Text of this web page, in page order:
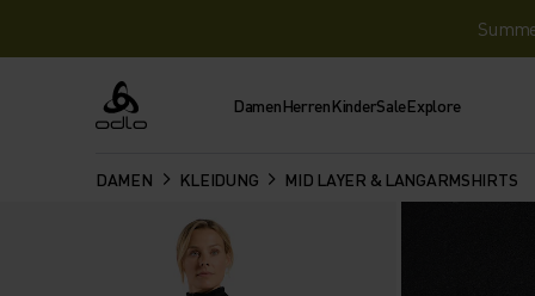
Odlo DamenHerrenKinderSaleExplore
DAMEN KLEIDUNG MID LAYER & LANGARMSHIRTS